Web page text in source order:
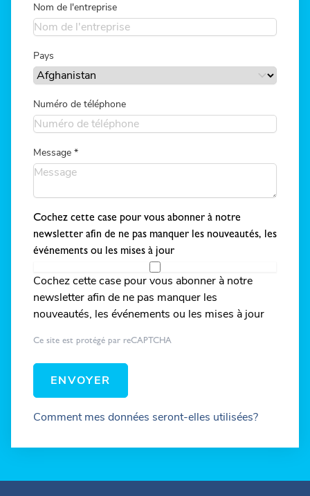
Nom de l'entreprise
Pays
Numéro de téléphone
Message *
Cochez cette case pour vous abonner à notre
newsletter afin de ne pas manquer les nouveautés, les
événements ou les mises à jour
Cochez cette case pour vous abonner à notre
newsletter afin de ne pas manquer les
nouveautés, les événements ou les mises à jour
Ce site est protégé par reCAPTCHA
ENVOYER
Comment mes données seront-elles utilisées?